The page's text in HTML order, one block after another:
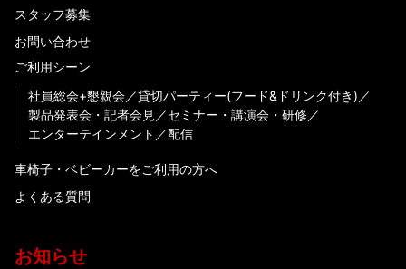
スタッフ募集
お問い合わせ
ご利用シーン
社員総会+懇親会
貸切パーティー(フード&ドリンク付き)
製品発表会・記者会見
セミナー・講演会・研修
エンターテインメント
配信
車椅子・ベビーカーをご利用の方へ
よくある質問
お知らせ